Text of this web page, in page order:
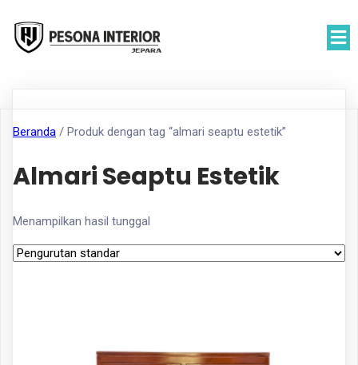
Beranda / Produk dengan tag “almari seaptu estetik”
Almari Seaptu Estetik
Menampilkan hasil tunggal